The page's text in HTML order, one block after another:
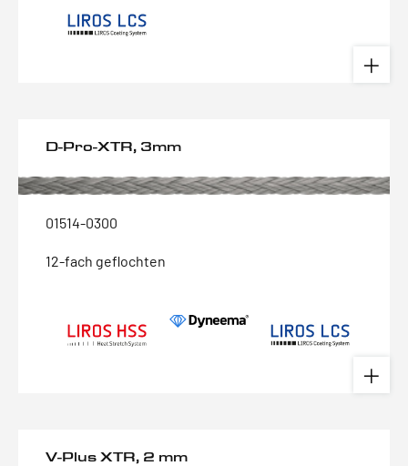
D-Pro-XTR, 3mm
01514-0300
12-fach geflochten
V-Plus XTR, 2 mm